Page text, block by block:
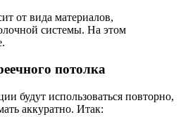
от вида материалов,
системы. На этом
потолка
будут использоваться повторно,
аккуратно. Итак: